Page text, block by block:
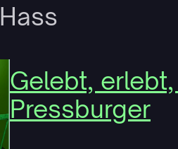
Hass
Gelebt,
Pressburger